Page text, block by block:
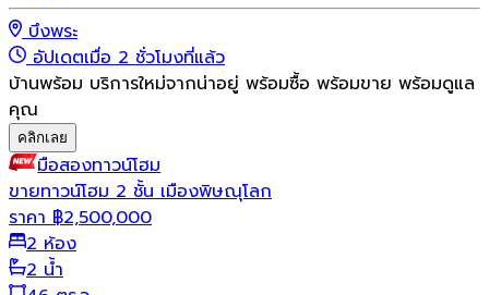
บึงพระ
อัปเดตเมื่อ 2 ชั่วโมงที่แล้ว
บ้านพร้อม บริการใหม่จากน่าอยู่ พร้อมซื้อ พร้อมขาย พร้อมดูแล
คุณ
คลิกเลย
มือสองทาวน์โฮม
ขายทาวน์โฮม 2 ชั้น เมืองพิษณุโลก
ราคา ฿2,500,000
2 ห้อง
2 น้ำ